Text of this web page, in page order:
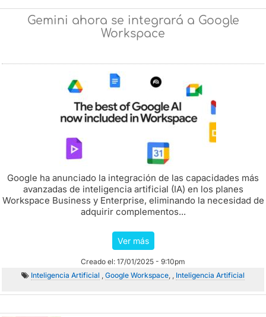
Gemini ahora se integrará a Google
Workspace
Google ha anunciado la integración de las capacidades más
avanzadas de inteligencia artificial (IA) en los planes
Workspace Business y Enterprise, eliminando la necesidad de
adquirir complementos...
Ver más
Creado el: 17/01/2025 - 9:10pm
Inteligencia Artificial , Google Workspace, , Inteligencia Artificial